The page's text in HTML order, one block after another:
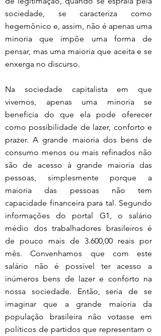
sociedade, se caracteriza como
hegemônico e, assim, não é apenas uma
minoria que impõe uma forma de
pensar, mas uma maioria que aceita e se
enxerga no discurso.
Na sociedade capitalista em que
vivemos, apenas uma minoria se
beneficia do que ela pode oferecer
como possibilidade de lazer, conforto e
prazer. A grande maioria dos bens de
consumo menos ou mais refinados não
são de acesso à grande maioria das
pessoas, simplesmente porque a
maioria das pessoas não tem
capacidade financeira para tal. Segundo
informações do portal G1, o salário
médio dos trabalhadores brasileiros é
de pouco mais de 3.600,00 reais por
mês. Convenhamos que com este
salário não é possível ter acesso a
inúmeros bens de lazer e conforto na
nossa sociedade. Então, seria de se
imaginar que a grande maioria da
população brasileira não votasse em
políticos de partidos que representam o